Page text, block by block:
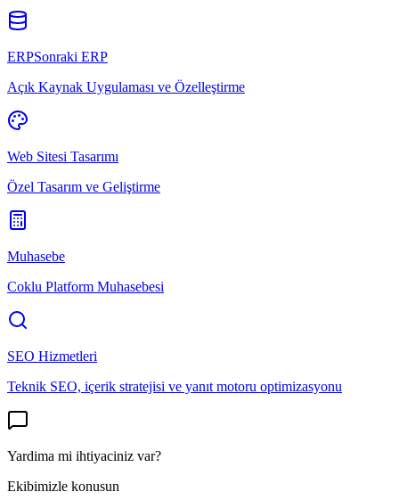
ERPSonraki ERP
Açık Kaynak Uygulaması ve Özelleştirme
Web Sitesi Tasarımı
Özel Tasarım ve Geliştirme
Muhasebe
Coklu Platform Muhasebesi
SEO Hizmetleri
Teknik SEO, içerik stratejisi ve yanıt motoru optimizasyonu
Yardima mi ihtiyaciniz var?
Ekibimizle konusun